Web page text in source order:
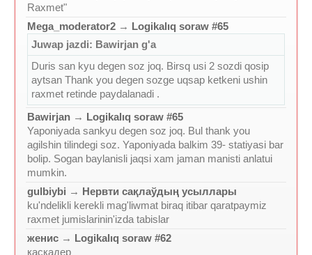
Raxmet"
Mega_moderator2 → Logikalıq soraw #65
Juwap jazdi: Bawirjan g'a
Duris san kyu degen soz joq. Birsq usi 2 sozdi qosip
aytsan Thank you degen sozge uqsap ketkeni ushin
raxmet retinde paydalanadi .
Bawirjan → Logikalıq soraw #65
Yaponiyada sankyu degen soz joq. Bul thank you
agilshin tilindegi soz. Yaponiyada balkim 39- statiyasi bar
bolip. Sogan baylanisli jaqsi xam jaman manisti anlatui
mumkin.
gulbiybi → Нервти сақлаўдың усыллары
ku'ndelikli kerekli mag'liwmat biraq itibar qaratpaymiz
raxmet jumislarinin'izda tabislar
женис → Logikalıq soraw #62
каскадер